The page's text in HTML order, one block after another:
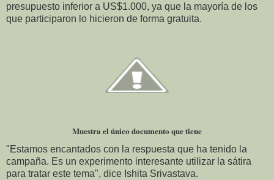
presupuesto inferior a US$1.000, ya que la mayoría de los
que participaron lo hicieron de forma gratuita.
Muestra el único documento que tiene
"Estamos encantados con la respuesta que ha tenido la
campaña. Es un experimento interesante utilizar la sátira
para tratar este tema", dice Ishita Srivastava.